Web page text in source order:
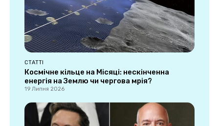
СТАТТІ
Космічне кільце на Місяці: нескінченна
енергія на Землю чи чергова мрія?
19 Липня 2026